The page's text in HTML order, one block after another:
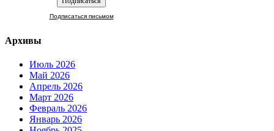
Подписаться письмом
Архивы
Июль 2026
Май 2026
Апрель 2026
Март 2026
Февраль 2026
Январь 2026